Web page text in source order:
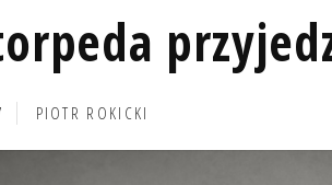
PIOTR ROKICKI